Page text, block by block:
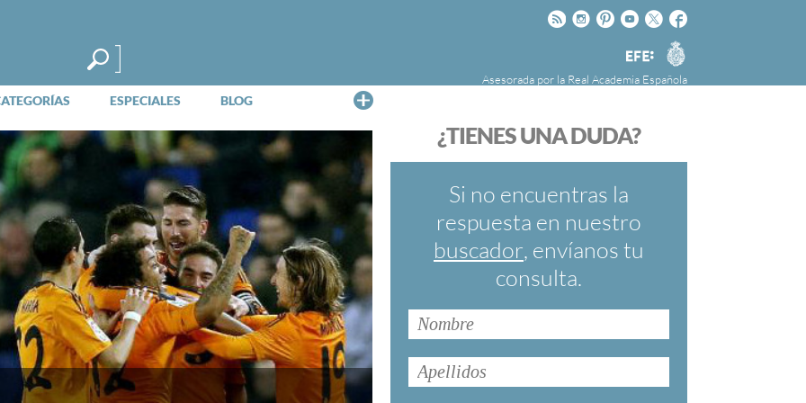
Facebook
Twitter
Youtube
Pinteres
Instagram
Rss
Agencia
EFE
Asesorada por la Real Academia Española
ESPECIALES BLOG
FundéuRAE es una fundación patrocinada por
cuyo objetivo es colaborar con el buen uso del
español en los medios de comunicación y en
Internet.
¿TIENES UNA DUDA?
Si no encuentras la
respuesta en nuestro
buscador, envíanos tu
consulta.